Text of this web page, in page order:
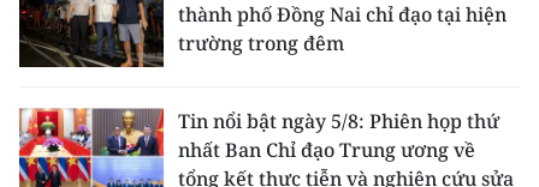
thành phố Đồng Nai chỉ đạo tại hiện
trường trong đêm
Tin nổi bật ngày 5/8: Phiên họp thứ
nhất Ban Chỉ đạo Trung ương về
tổng kết thực tiễn và nghiên cứu sửa